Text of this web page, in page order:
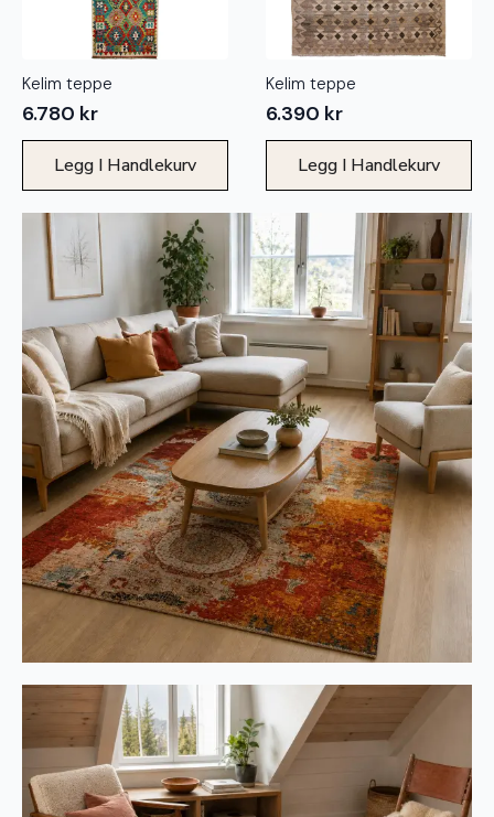
Kelim teppe
6.780 kr
Legg I Handlekurv
Kelim teppe
6.390 kr
Legg I Handlekurv